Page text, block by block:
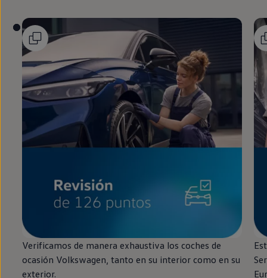
Verificamos de manera exhaustiva los coches de
ocasión Volkswagen, tanto en su interior como en su
exterior.